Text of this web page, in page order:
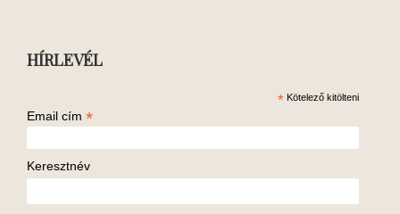
HÍRLEVÉL
* Kötelező kitölteni
Email cím *
Keresztnév